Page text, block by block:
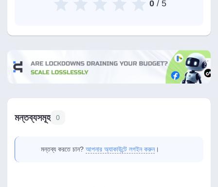
0/ 5
মন্তব্যসমূহ 0
মন্তব্য করতে চান? আপনার অ্যাকাউন্টে লগইন করুন।